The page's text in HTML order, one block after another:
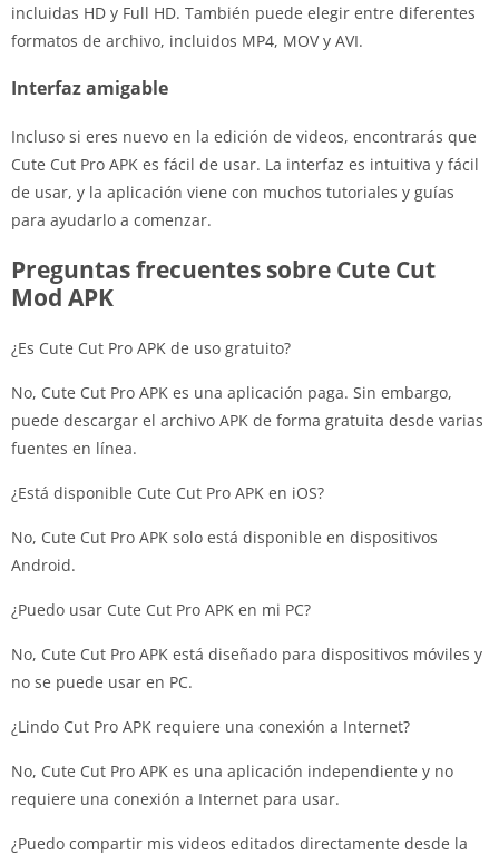
incluidas HD y Full HD. También puede elegir entre diferentes
formatos de archivo, incluidos MP4, MOV y AVI.
Interfaz amigable
Incluso si eres nuevo en la edición de videos, encontrarás que
Cute Cut Pro APK es fácil de usar. La interfaz es intuitiva y fácil
de usar, y la aplicación viene con muchos tutoriales y guías
para ayudarlo a comenzar.
Preguntas frecuentes sobre Cute Cut
Mod APK
¿Es Cute Cut Pro APK de uso gratuito?
No, Cute Cut Pro APK es una aplicación paga. Sin embargo,
puede descargar el archivo APK de forma gratuita desde varias
fuentes en línea.
¿Está disponible Cute Cut Pro APK en iOS?
No, Cute Cut Pro APK solo está disponible en dispositivos
Android.
¿Puedo usar Cute Cut Pro APK en mi PC?
No, Cute Cut Pro APK está diseñado para dispositivos móviles y
no se puede usar en PC.
¿Lindo Cut Pro APK requiere una conexión a Internet?
No, Cute Cut Pro APK es una aplicación independiente y no
requiere una conexión a Internet para usar.
¿Puedo compartir mis videos editados directamente desde la